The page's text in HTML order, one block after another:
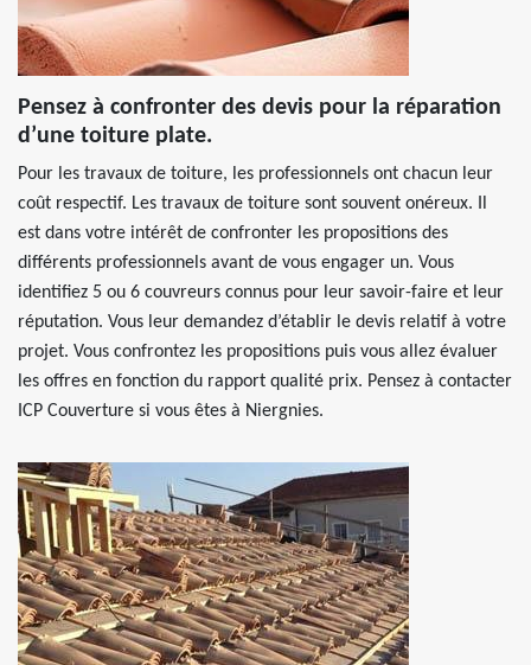
Pensez à confronter des devis pour la réparation
d’une toiture plate.
Pour les travaux de toiture, les professionnels ont chacun leur
coût respectif. Les travaux de toiture sont souvent onéreux. Il
est dans votre intérêt de confronter les propositions des
différents professionnels avant de vous engager un. Vous
identifiez 5 ou 6 couvreurs connus pour leur savoir-faire et leur
réputation. Vous leur demandez d’établir le devis relatif à votre
projet. Vous confrontez les propositions puis vous allez évaluer
les offres en fonction du rapport qualité prix. Pensez à contacter
ICP Couverture si vous êtes à Niergnies.